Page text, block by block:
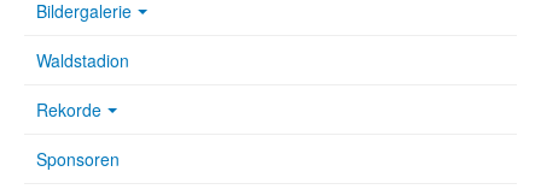
Bildergalerie
Waldstadion
Rekorde
Sponsoren